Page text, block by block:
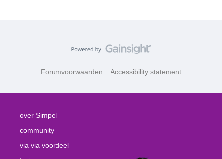
Forumvoorwaarden Accessibility statement
over Simpel
community
via via voordeel